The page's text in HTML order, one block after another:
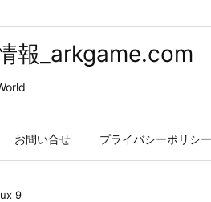
報_arkgame.com
お問い合せ プライバシーポリシー
9